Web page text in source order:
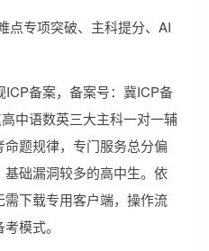
点专项突破、主科提分、AI
备案，备案号：冀ICP备
中语数英三大主科一对一辅
题规律，专门服务总分偏
础漏洞较多的高中生。依
下载专用客户端，操作流
模式。